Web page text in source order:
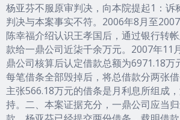
杨亚芬不服原审判决，向本院提起1：诉
判决与本案事实不符。2006年8月至
陈幸福介绍认识王孝国后，通过银行转
款给一鼎公司近柒千余万元。2007年11
鼎公司核算后认定借款总额为6971.18万
每笔借条全部毁掉后，将总借款分两张
主张566.18万元的借条是月利息所组成
持。二、本案证据充分，一鼎公司应当